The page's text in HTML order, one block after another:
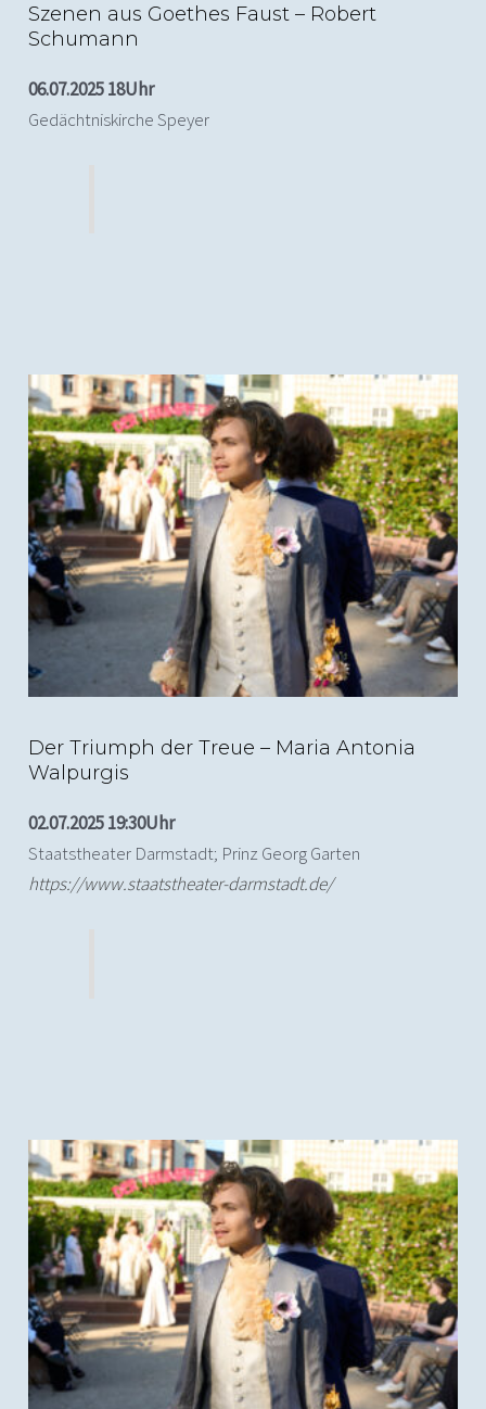
Szenen aus Goethes Faust – Robert
Schumann
06.07.2025 18Uhr
Gedächtniskirche Speyer
(c) Nils Heck; Der Triumph der Treue, Staatstheater
Darmstadt
Der Triumph der Treue – Maria Antonia
Walpurgis
02.07.2025 19:30Uhr
Staatstheater Darmstadt; Prinz Georg Garten
https://www.staatstheater-darmstadt.de/
(c) Nils Heck; Der Triumph der Treue, Staatstheater
Darmstadt